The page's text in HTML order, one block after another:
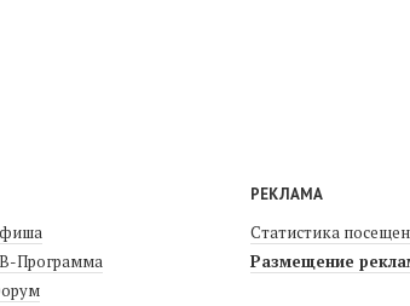
Программа
РЕКЛАМА
Статистика
Размещение